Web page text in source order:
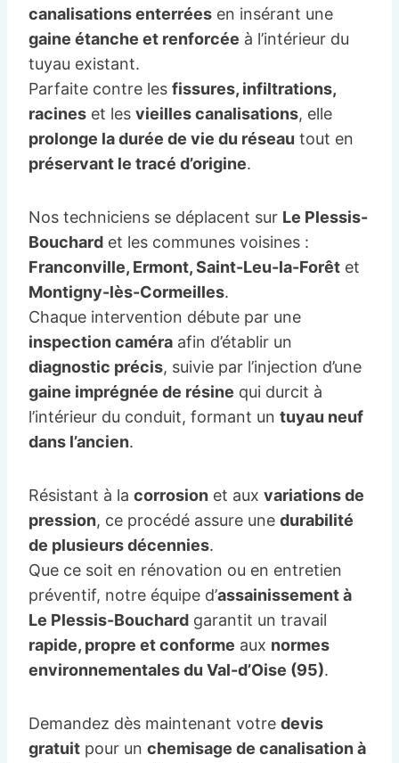
canalisations enterrées en insérant une
gaine étanche et renforcée à l’intérieur du
tuyau existant.
Parfaite contre les fissures, infiltrations,
racines et les vieilles canalisations, elle
prolonge la durée de vie du réseau tout en
préservant le tracé d’origine.
Nos techniciens se déplacent sur Le Plessis-
Bouchard et les communes voisines :
Franconville, Ermont, Saint-Leu-la-Forêt et
Montigny-lès-Cormeilles.
Chaque intervention débute par une
inspection caméra afin d’établir un
diagnostic précis, suivie par l’injection d’une
gaine imprégnée de résine qui durcit à
l’intérieur du conduit, formant un tuyau neuf
dans l’ancien.
Résistant à la corrosion et aux variations de
pression, ce procédé assure une durabilité
de plusieurs décennies.
Que ce soit en rénovation ou en entretien
préventif, notre équipe d’assainissement à
Le Plessis-Bouchard garantit un travail
rapide, propre et conforme aux normes
environnementales du Val-d’Oise (95).
Demandez dès maintenant votre devis
gratuit pour un chemisage de canalisation à